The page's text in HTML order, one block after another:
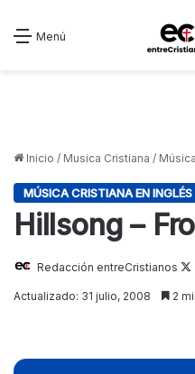
Menú
Inicio / Musica Cristiana /
MÚSICA CRISTIANA EN INGLÉS
Hillsong –
Redacción entreCristianos
Actualizado: 31 julio, 2008 2